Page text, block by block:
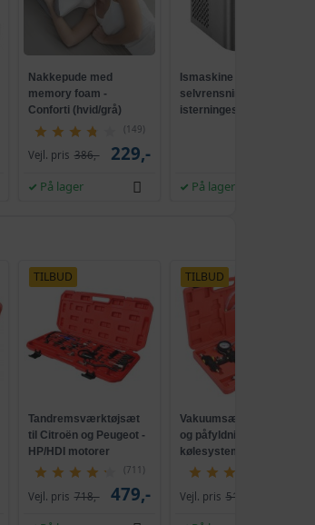
Nakkepude med
memory foam -
Conforti (hvid/grå)
(149)
Vejl. pris 386,- 229,-
På lager
Ismaskine med
selvrensning, 2
isterningestørrelser, 12
På lager
TILBUD
Tandremsværktøjsæt
til Citroën og Peugeot -
HP/HDI motorer
(711)
Vejl. pris 718,- 479,-
TILBUD
Vakuumsæt til tømning
og påfyldning af
kølesystem - inkl.
universaladapter og
Vejl. pris 514,-